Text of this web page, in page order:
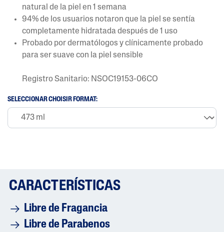
natural de la piel en 1 semana
94% de los usuarios notaron que la piel se sentía
completamente hidratada después de 1 uso
Probado por dermatólogos y clínicamente probado
para ser suave con la piel sensible
Registro Sanitario: NSOC19153-06CO
SELECCIONAR CHOISIR FORMAT:
CARACTERÍSTICAS
Libre de Fragancia
Libre de Parabenos